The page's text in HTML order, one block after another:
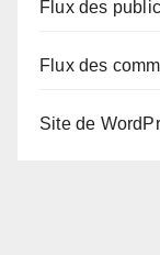
Flux des
Flux des
Site de